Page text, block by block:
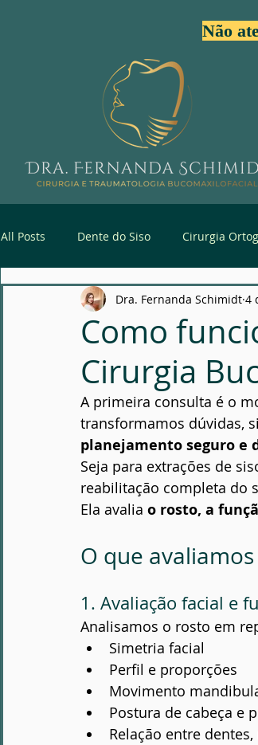
Não
All Posts Dente do Siso Cirurgia
Primeira Consulta Especializada
Patologia óssea Infecção Facial
Como
Cirurgia
Dra. Fernanda Schimidt 4
A primeira consulta é o
transformamos dúvidas,
planejamento seguro e
Seja para extrações de
reabilitação completa do
Ela avalia o rosto, a
O que
1. Avaliação facial e
Analisamos o rosto em
Simetria facial
Perfil e proporções
Movimento
Postura de cabeça e
Relação entre